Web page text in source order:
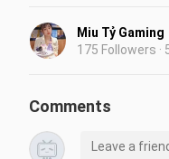
Miu Tỷ Gaming
175 Followers ·
Comments